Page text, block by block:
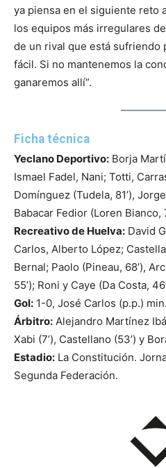
ya piensa en el siguiente reto
los equipos más irregulares
de un rival que está sufriendo
fácil. Si no mantenemos la
ganaremos allí”.
Ficha técnica
Yeclano Deportivo: Borja
Ismael Fadel, Nani; Totti,
Domínguez (Tudela, 81’),
Babacar Fedior (Loren Bianco,
Recreativo de Huelva: David
Carlos, Alberto López;
Bernal; Paolo (Pineau, 68’),
55’); Roni y Caye (Da Costa,
Gol: 1-0, José Carlos (p.p.)
Árbitro: Alejandro Martínez
Xabi (7’), Castellano (53’) y
Estadio: La Constitución.
Segunda Federación.